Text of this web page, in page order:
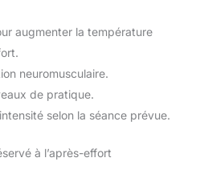
augmenter la température
neuromusculaire.
de pratique.
selon la séance prévue.
à l’après-effort